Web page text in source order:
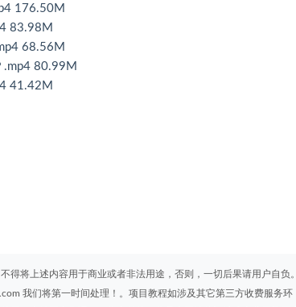
176.50M
83.98M
68.56M
.mp4 80.99M
41.42M
得将上述内容用于商业或者非法用途，否则，一切后果请用户自负
我们将第一时间处理！。项目教程如涉及其它第三方收费服务环